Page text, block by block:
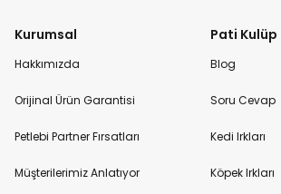
Kurumsal
Hakkımızda
Orijinal Ürün Garantisi
Petlebi Partner Fırsatları
Müşterilerimiz Anlatıyor
Pati Kulüp
Blog
Soru Cevap
Kedi Irkları
Köpek Irkları